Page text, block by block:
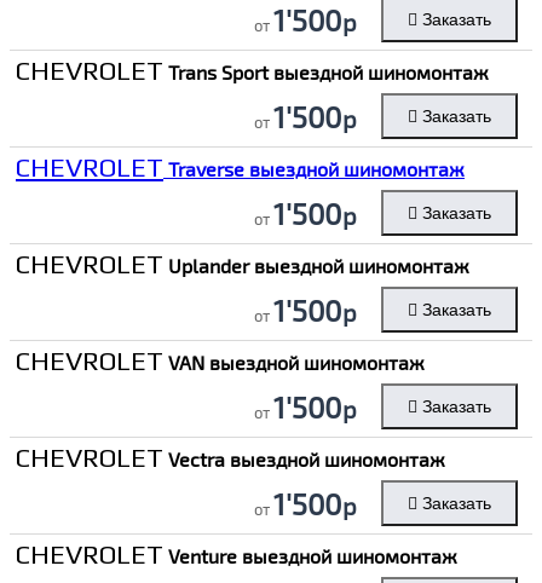
от1'500р Заказать
CHEVROLET Trans Sport выездной шиномонтаж
от1'500р Заказать
CHEVROLET Traverse выездной шиномонтаж
от1'500р Заказать
CHEVROLET Uplander выездной шиномонтаж
от1'500р Заказать
CHEVROLET VAN выездной шиномонтаж
от1'500р Заказать
CHEVROLET Vectra выездной шиномонтаж
от1'500р Заказать
CHEVROLET Venture выездной шиномонтаж